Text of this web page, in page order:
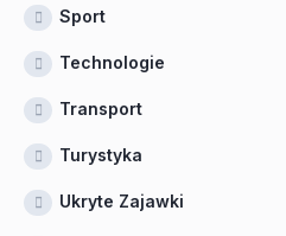
Sport
Technologie
Transport
Turystyka
Ukryte Zajawki